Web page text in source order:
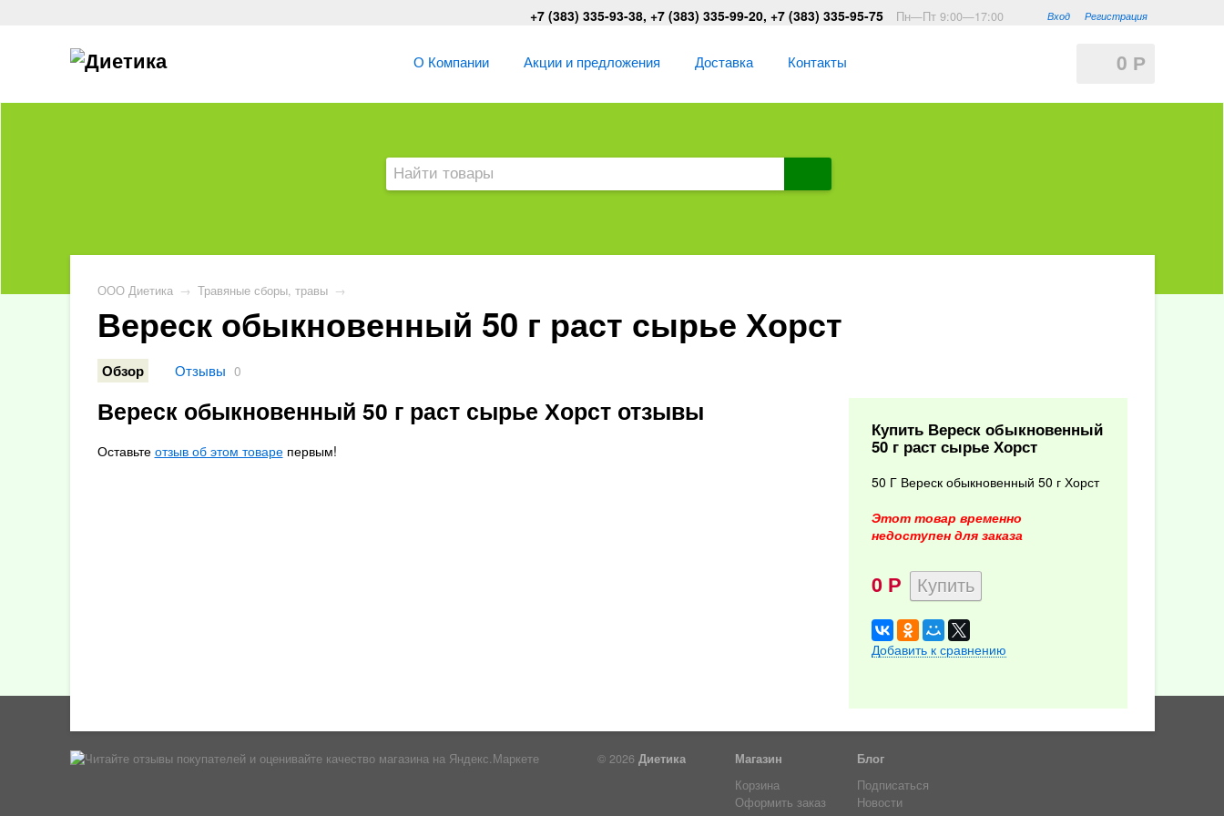
Вход Регистрация
+7 (383) 335-93-38, +7 (383) 335-99-20, +7 (383) 335-95-75 Пн—Пт 9:00—17:00
0 Р
О Компании Акции и предложения Доставка Контакты
ООО Диетика → Травяные сборы, травы →
Вереск обыкновенный 50 г раст сырье Хорст
Обзор Отзывы 0
Купить Вереск обыкновенный
50 г раст сырье Хорст
50 Г Вереск обыкновенный 50 г Хорст
Этот товар временно
недоступен для заказа
0 Р
Добавить к сравнению
Вереск обыкновенный 50 г раст сырье Хорст отзывы
Оставьте отзыв об этом товарепервым!
© 2026 Диетика
Магазин
Корзина
Оформить заказ
Блог
Подписаться
Новости